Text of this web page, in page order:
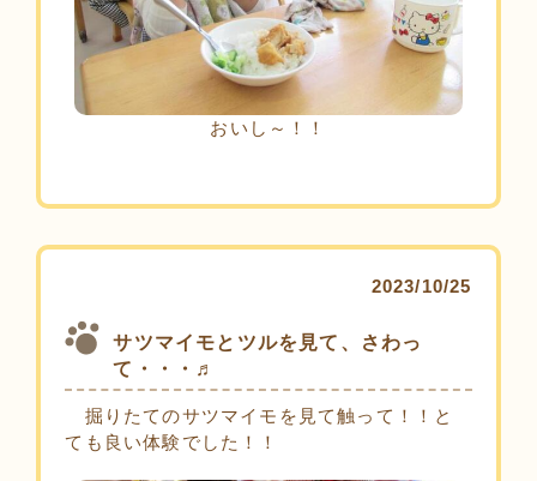
おいし～！！
2023/10/25
サツマイモとツルを見て、さわっ
て・・・♬
掘りたてのサツマイモを見て触って！！と
ても良い体験でした！！